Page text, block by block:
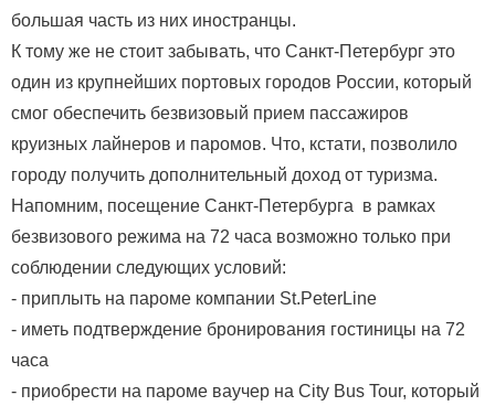
большая часть из них иностранцы.
К тому же не стоит забывать, что Санкт-Петербург это
один из крупнейших портовых городов России, который
смог обеспечить безвизовый прием пассажиров
круизных лайнеров и паромов. Что, кстати, позволило
городу получить дополнительный доход от туризма.
Напомним, посещение Санкт-Петербурга в рамках
безвизового режима на 72 часа возможно только при
соблюдении следующих условий:
- приплыть на пароме компании St.PeterLine
- иметь подтверждение бронирования гостиницы на 72
часа
- приобрести на пароме ваучер на City Bus Tour, который